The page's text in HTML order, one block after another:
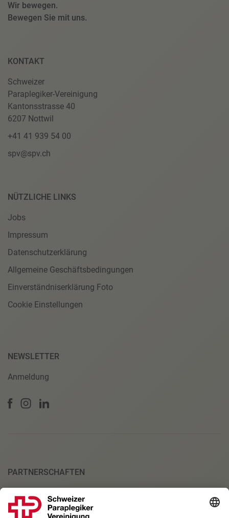
Wir bewegen.
Bewegen Sie mit uns.
KONTAKT
Schweizer
Paraplegiker-Vereinigung
Kantonsstrasse 40
6207 Nottwil
+41 41 939 54 00
spv@spv.ch
NÜTZLICHE LINKS
Jobs
Impressum
Datenschutzerklärung
Allgemeine Geschäftsbedingungen
Einverständniserklärung Foto
Cookie Einstellungen
NEWSLETTER
Anmeldung
PARTNERSCHAFTEN